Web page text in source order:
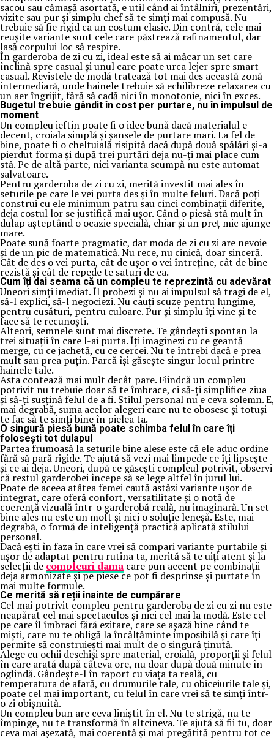
sacou sau cămașă asortată, e util când ai întâlniri, prezentări,
vizite sau pur și simplu chef să te simți mai compusă. Nu
trebuie să fie rigid ca un costum clasic. Din contră, cele mai
reușite variante sunt cele care păstrează rafinamentul, dar
lasă corpului loc să respire.
În garderoba de zi cu zi, ideal este să ai măcar un set care
înclină spre casual și unul care poate urca lejer spre smart
casual. Revistele de modă tratează tot mai des această zonă
intermediară, unde hainele trebuie să echilibreze relaxarea cu
un aer îngrijit, fără să cadă nici în monotonie, nici în exces.
Bugetul trebuie gândit în cost per purtare, nu în impulsul de
moment
Un compleu ieftin poate fi o idee bună dacă materialul e
decent, croiala simplă și șansele de purtare mari. La fel de
bine, poate fi o cheltuială risipită dacă după două spălări și-a
pierdut forma și după trei purtări deja nu-ți mai place cum
stă. Pe de altă parte, nici varianta scumpă nu este automat
salvatoare.
Pentru garderoba de zi cu zi, merită investit mai ales în
seturile pe care le vei purta des și în multe feluri. Dacă poți
construi cu ele minimum patru sau cinci combinații diferite,
deja costul lor se justifică mai ușor. Când o piesă stă mult în
dulap așteptând o ocazie specială, chiar și un preț mic ajunge
mare.
Poate sună foarte pragmatic, dar moda de zi cu zi are nevoie
și de un pic de matematică. Nu rece, nu cinică, doar sinceră.
Cât de des o vei purta, cât de ușor o vei întreține, cât de bine
rezistă și cât de repede te saturi de ea.
Cum îți dai seama că un compleu te reprezintă cu adevărat
Uneori simți imediat. Îl probezi și nu ai impulsul să tragi de el,
să-l explici, să-l negociezi. Nu cauți scuze pentru lungime,
pentru cusături, pentru culoare. Pur și simplu îți vine și te
face să te recunoști.
Alteori, semnele sunt mai discrete. Te gândești spontan la
trei situații în care l-ai purta. Îți imaginezi cu ce geantă
merge, cu ce jachetă, cu ce cercei. Nu te întrebi dacă e prea
mult sau prea puțin. Parcă își găsește singur locul printre
hainele tale.
Asta contează mai mult decât pare. Fiindcă un compleu
potrivit nu trebuie doar să te îmbrace, ci să-ți simplifice ziua
și să-ți susțină felul de a fi. Stilul personal nu e ceva solemn. E,
mai degrabă, suma acelor alegeri care nu te obosesc și totuși
te fac să te simți bine în pielea ta.
O singură piesă bună poate schimba felul în care îți
folosești tot dulapul
Partea frumoasă la seturile bine alese este că ele aduc ordine
fără să pară rigide. Te ajută să vezi mai limpede ce îți lipsește
și ce ai deja. Uneori, după ce găsești compleul potrivit, observi
că restul garderobei începe să se lege altfel în jurul lui.
Poate de aceea atâtea femei caută astăzi variante ușor de
integrat, care oferă confort, versatilitate și o notă de
coerență vizuală într-o garderobă reală, nu imaginară. Un set
bine ales nu este un moft și nici o soluție leneșă. Este, mai
degrabă, o formă de inteligență practică aplicată stilului
personal.
Dacă ești în faza în care vrei să compari variante purtabile și
ușor de adaptat pentru rutina ta, merită să te uiți atent și la
selecții de compleuri dama care pun accent pe combinații
deja armonizate și pe piese ce pot fi desprinse și purtate în
mai multe formule.
Ce merită să reții înainte de cumpărare
Cel mai potrivit compleu pentru garderoba de zi cu zi nu este
neapărat cel mai spectaculos și nici cel mai la modă. Este cel
pe care îl îmbraci fără ezitare, care se așază bine când te
miști, care nu te obligă la încălțăminte imposibilă și care îți
permite să construiești mai mult de o singură ținută.
Alege cu ochii deschiși spre material, croială, proporții și felul
în care arată după câteva ore, nu doar după două minute în
oglindă. Gândește-l în raport cu viața ta reală, cu
temperatura de afară, cu drumurile tale, cu obiceiurile tale și,
poate cel mai important, cu felul în care vrei să te simți într-
o zi obișnuită.
Un compleu bun are ceva liniștit în el. Nu te strigă, nu te
împinge, nu te transformă în altcineva. Te ajută să fii tu, doar
ceva mai așezată, mai coerentă și mai pregătită pentru tot ce